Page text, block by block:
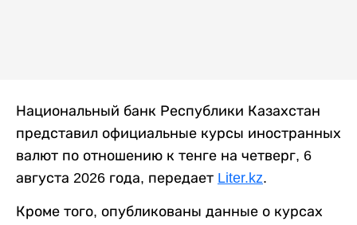
Национальный банк Республики Казахстан
представил официальные курсы иностранных
валют по отношению к тенге на четверг, 6
августа 2026 года, передает Liter.kz.
Кроме того, опубликованы данные о курсах